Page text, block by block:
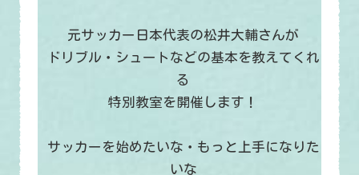
元サッカー日本代表の松井大輔さんが
ドリブル・シュートなどの基本を教えてくれ
る
特別教室を開催します！
サッカーを始めたいな・もっと上手になりた
いな